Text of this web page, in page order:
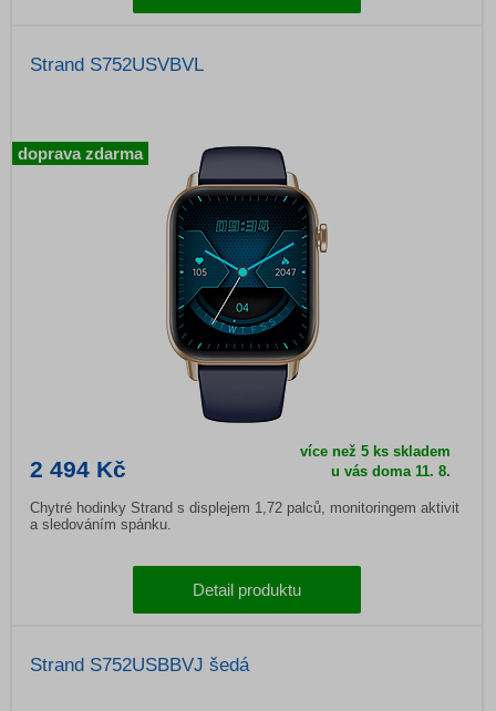
Strand S752USVBVL
2 494 Kč
více než 5 ks skladem
u vás doma11. 8.
Chytré hodinky Strand s displejem 1,72 palců, monitoringem aktivit
a sledováním spánku.
Detail produktu
doprava zdarma
Strand S752USBBVJ šedá